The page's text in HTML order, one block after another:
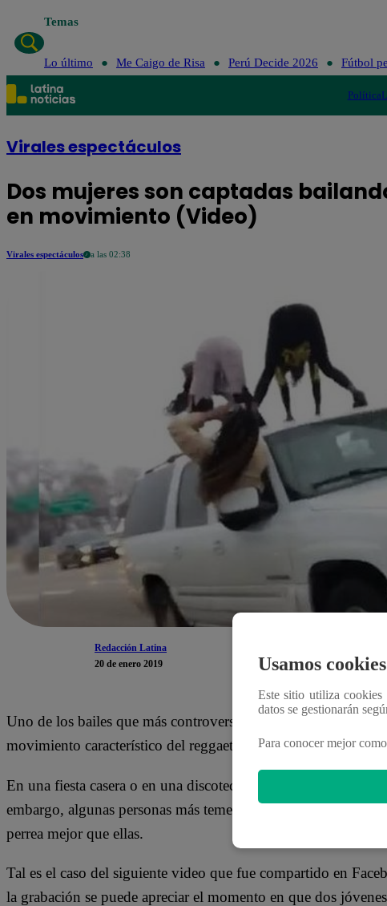
Temas
Lo último Me Caigo de Risa Perú Decide 2026 Fútbol
Política
Virales espectáculos
Dos mujeres son captadas
en movimiento (Video)
Virales espectáculos a las 02:38
Redacción Latina
20 de enero 2019
Uno de los bailes que más controversia ha generado a lo
movimiento característico del reggaetón, pues los
En una fiesta casera o en una discoteca son algunos de los
embargo, algunas personas más temerarias se atreven a
perrea mejor que ellas.
Tal es el caso del siguiente video que fue compartido en
la grabación se puede apreciar el momento en que dos
Usamos
Este sitio utiliza
datos se gestionarán
Para conocer mejor